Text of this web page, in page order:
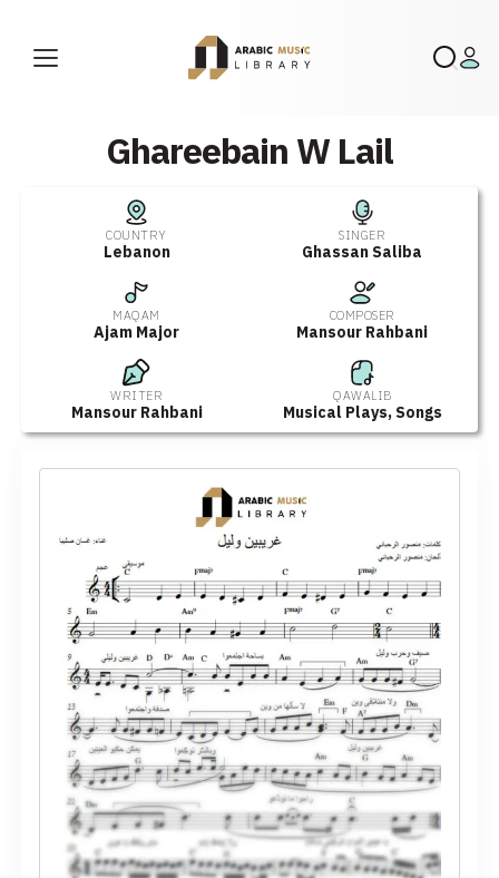
Ghareebain W Lail
COUNTRY
Lebanon
SINGER
Ghassan Saliba
MAQAM
Ajam Major
COMPOSER
Mansour Rahbani
WRITER
Mansour Rahbani
QAWALIB
Musical Plays,Songs